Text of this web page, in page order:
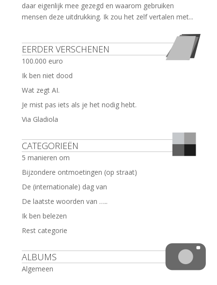
daar eigenlijk mee gezegd en waarom gebruiken
mensen deze uitdrukking. Ik zou het zelf vertalen met...
EERDER VERSCHENEN
100.000 euro
Ik ben niet dood
Wat zegt AI.
Je mist pas iets als je het nodig hebt.
Via Gladiola
CATEGORIEËN
5 manieren om
Bijzondere ontmoetingen (op straat)
De (internationale) dag van
De laatste woorden van …..
Ik ben belezen
Rest categorie
ALBUMS
Algemeen